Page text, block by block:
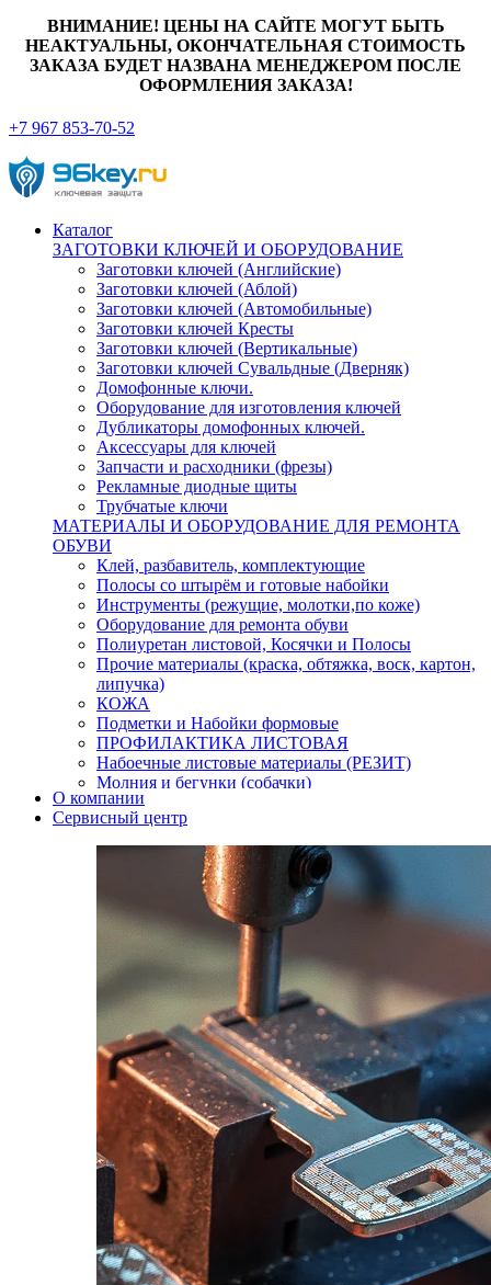
ВНИМАНИЕ! ЦЕНЫ НА САЙТЕ МОГУТ БЫТЬ
НЕАКТУАЛЬНЫ, ОКОНЧАТЕЛЬНАЯ СТОИМОСТЬ
ЗАКАЗА БУДЕТ НАЗВАНА МЕНЕДЖЕРОМ ПОСЛЕ
ОФОРМЛЕНИЯ ЗАКАЗА!
+7 967 853-70-52
Каталог
ЗАГОТОВКИ КЛЮЧЕЙ И ОБОРУДОВАНИЕ
Заготовки ключей (Английские)
Заготовки ключей (Аблой)
Заготовки ключей (Автомобильные)
Заготовки ключей Кресты
Заготовки ключей (Вертикальные)
Заготовки ключей Сувальдные (Дверняк)
Домофонные ключи.
Оборудование для изготовления ключей
Дубликаторы домофонных ключей.
Аксессуары для ключей
Запчасти и расходники (фрезы)
Рекламные диодные щиты
Трубчатые ключи
МАТЕРИАЛЫ И ОБОРУДОВАНИЕ ДЛЯ РЕМОНТА
ОБУВИ
Клей, разбавитель, комплектующие
Полосы со штырём и готовые набойки
Инструменты (режущие, молотки,по коже)
Оборудование для ремонта обуви
Полиуретан листовой, Косячки и Полосы
Прочие материалы (краска, обтяжка, воск, картон,
липучка)
КОЖА
Подметки и Набойки формовые
ПРОФИЛАКТИКА ЛИСТОВАЯ
Набоечные листовые материалы (РЕЗИТ)
Молния и бегунки (собачки)
Нитки,иглы-шило,крючки.
Уход и косметика для обуви
Кнопки (магнитые,кобурные)
Пряжки для ремня
О компании
Сервисный центр